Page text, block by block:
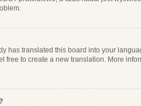
has translated this board into your
free to create a new translation. More